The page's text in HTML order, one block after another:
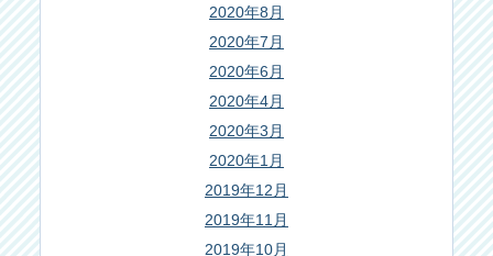
2020年8月
2020年7月
2020年6月
2020年4月
2020年3月
2020年1月
2019年12月
2019年11月
2019年10月